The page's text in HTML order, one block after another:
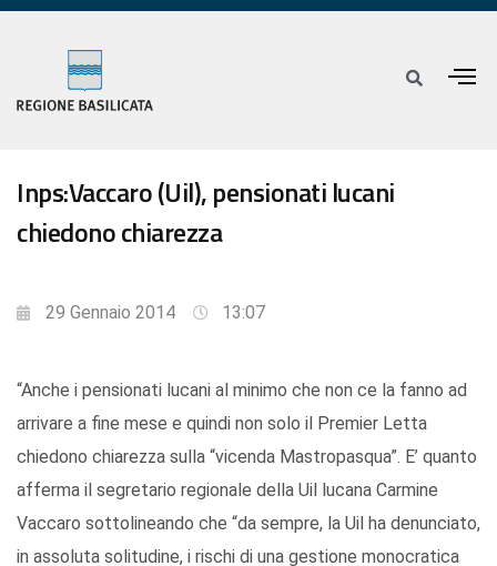
Inps:Vaccaro (Uil), pensionati lucani
chiedono chiarezza
29 Gennaio 2014 13:07
“Anche i pensionati lucani al minimo che non ce la fanno ad
arrivare a fine mese e quindi non solo il Premier Letta
chiedono chiarezza sulla “vicenda Mastropasqua”. E’ quanto
afferma il segretario regionale della Uil lucana Carmine
Vaccaro sottolineando che “da sempre, la Uil ha denunciato,
in assoluta solitudine, i rischi di una gestione monocratica